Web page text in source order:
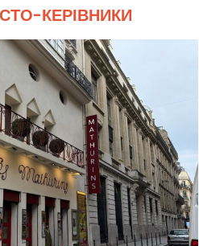
КЕРІВНИКИ